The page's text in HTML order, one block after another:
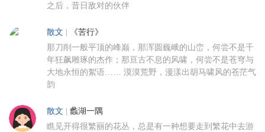
之后，昔日敌对的伙伴
散文 《苦行》
那刀削一般平顶的峰巅，那浑圆巍峨的山峦，何尝不是千
年狂飙雕琢的杰作；那亘古不息的风啸，何尝不是苍穹与
大地永恒的絮语…… 漠漠荒野，漫漾出胡马啸风的苍茫气
韵
散文 蠡湖一隅
瞧见开得很繁丽的花丛，总是有一种想要走到繁花中去游